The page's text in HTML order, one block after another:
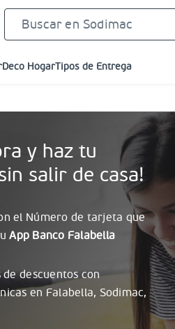
Deco HogarTipos de Entrega
y haz tu
salir de casa!
el Número de tarjeta que
App Banco Falabella
descuentos con
en Falabella, Sodimac,